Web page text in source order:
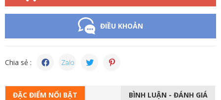
ĐIỀU KHOẢN
Chia sẻ :
ĐẶC ĐIỂM NỔI BẬT BÌNH LUẬN - ĐÁNH GIÁ